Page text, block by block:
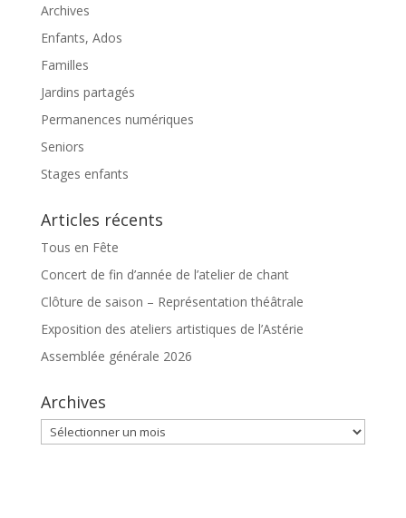
Archives
Enfants, Ados
Familles
Jardins partagés
Permanences numériques
Seniors
Stages enfants
Articles récents
Tous en Fête
Concert de fin d’année de l’atelier de chant
Clôture de saison – Représentation théâtrale
Exposition des ateliers artistiques de l’Astérie
Assemblée générale 2026
Archives
Archives